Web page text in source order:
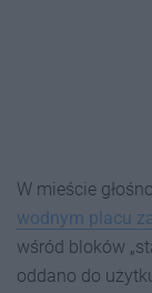
W mieście
wodnym placu
wśród bloków
oddano do